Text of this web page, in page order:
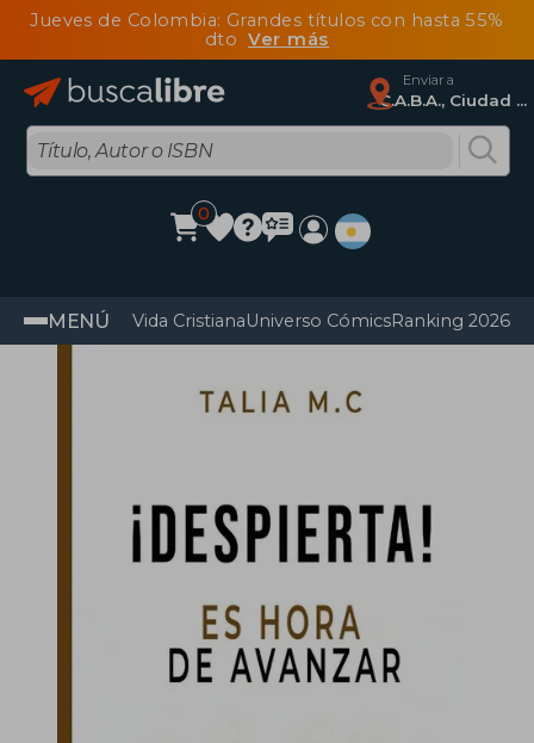
Jueves de Colombia: Grandes títulos con hasta 55%
dtoVer más
Enviar a
C.A.B.A., Ciudad Autónoma De Buenos Aires
0
MENÚ Vida CristianaUniverso CómicsRanking 2026